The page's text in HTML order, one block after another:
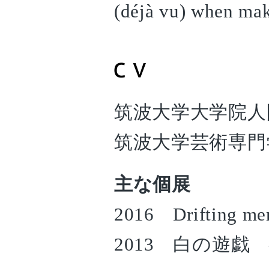
(déjà vu) when
筑波大学大学院
筑波大学芸術専
主な個展
2016 Drifting
2013 白の遊戯